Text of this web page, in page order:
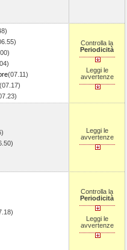
(07.11)
(07.17)
Controlla la
Periodicità
Leggi le
avvertenze
Leggi le
avvertenze
Controlla la
Periodicità
Leggi le
avvertenze